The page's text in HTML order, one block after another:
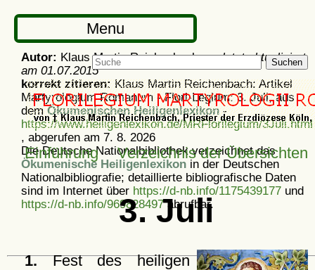
Menu
Suchen
Einführung Verzeichnis der Übersichten
3. Juli
1.Fest des heiligen
Autor: Klaus Martin Reichenbach -zuletzt aktualisiert
am 01.07.2015
korrekt zitieren:Klaus Martin Reichenbach: Artikel
Martyrologium Romanum - Flori-Legium: 3. Juli, aus
demÖkumenischen Heiligenlexikon-
https://www.heiligenlexikon.de/MRFlorilegium/3Juli.html
, abgerufen am 7. 8. 2026
Die Deutsche Nationalbibliothek verzeichnet das
Ökumenische Heiligenlexikon in der Deutschen
Nationalbibliografie; detaillierte bibliografische Daten
sind im Internet über https://d-nb.info/1175439177 und
https://d-nb.info/969828497abrufbar.